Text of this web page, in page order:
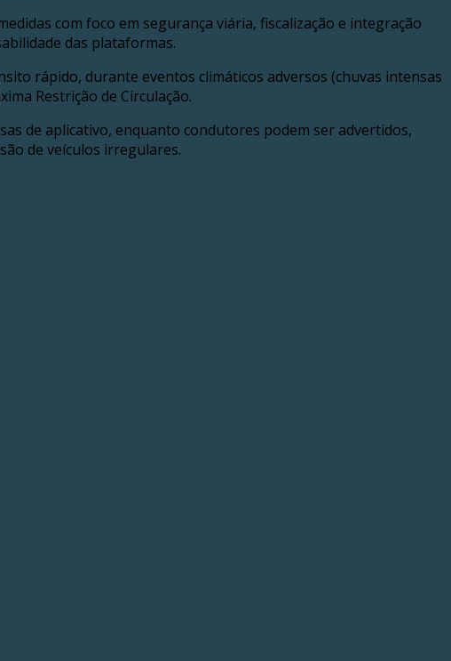
com foco em segurança viária, fiscalização e integração
das plataformas.
rápido, durante eventos climáticos adversos (chuvas intensas
Restrição de Circulação.
de aplicativo, enquanto condutores podem ser advertidos,
de veículos irregulares.